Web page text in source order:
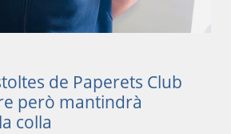
de Paperets Club
però mantindrà
colla